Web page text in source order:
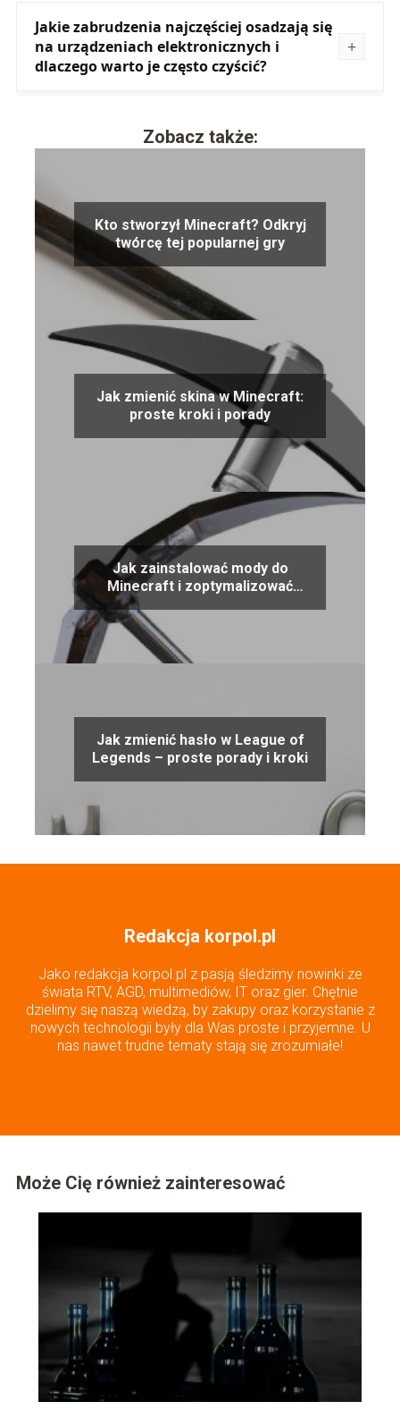
Jakie zabrudzenia najczęściej osadzają się
na urządzeniach elektronicznych i
dlaczego warto je często czyścić?
Zobacz także:
Kto stworzył Minecraft? Odkryj
twórcę tej popularnej gry
Jak zmienić skina w Minecraft:
proste kroki i porady
Jak zainstalować mody do
Minecraft i zoptymalizować
Jak zmienić hasło w League of
Legends – proste porady i kroki
Redakcja korpol.pl
Jako redakcja korpol.pl z pasją śledzimy nowinki ze
świata RTV, AGD, multimediów, IT oraz gier. Chętnie
dzielimy się naszą wiedzą, by zakupy oraz korzystanie z
nowych technologii były dla Was proste i przyjemne. U
nas nawet trudne tematy stają się zrozumiałe!
Może Cię również zainteresować